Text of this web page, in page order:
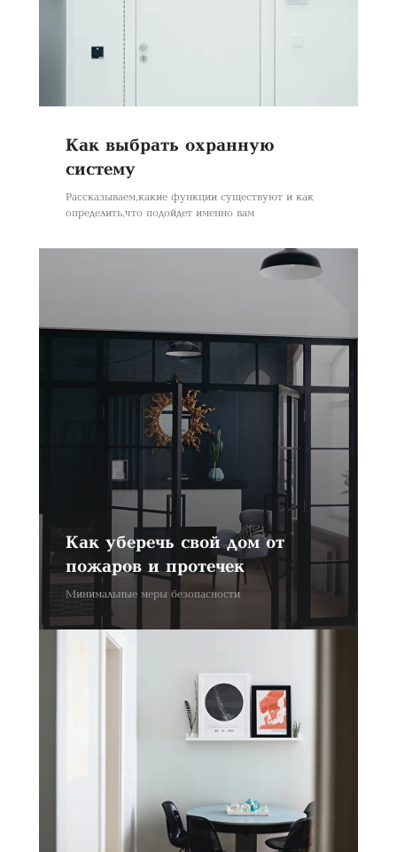
Как выбрать охранную
систему
Рассказываем, какие функции существуют и как
определить, что подойдет именно вам
Как уберечь свой дом от
пожаров и протечек
Минимальные меры безопасности
+ 7 747 307 27 27
+7 747 137 50 64
Магазин:
Наурызбайский район
Телефон:
Политика конфиденциальности
©Mode Bild
Все права защищены.
Незаконно использовать или
распространять электронные или
напечатанные файлы с постерами,
которые используются на сайте, как
в личных, так и в коммерческих
целях запрещено.
В ином случае, вы обязуетесь
заплатить штраф, по статье:
РК КЗ Статья 49